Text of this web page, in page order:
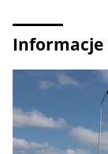
Informacje